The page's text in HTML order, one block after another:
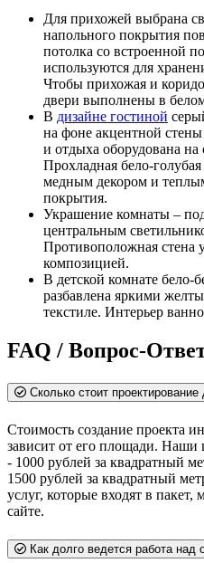
Для прихожей выбрана
напольного покрытия
потолка со встроенной
используются для
Чтобы прихожая и
двери выполнены в
В дизайне гостиной
на фоне акцентной
и отдыха оборудована
Прохладная бело-
медным декором и
покрытия.
Украшение комнаты –
центральным
Противоположная стена
композицией.
В детской комнате бело-
разбавлена яркими
текстиле. Интерьер
FAQ / Вопрос-
Сколько стоит проектирование
Стоимость создание проекта
зависит от его площади.
- 1000 рублей за квадратный
1500 рублей за квадратный
услуг, которые входят в
сайте.
Как долго ведется работа над